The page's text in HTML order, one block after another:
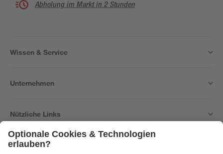
Abholung im Markt in 2 Stunden
Wissen & Service
Unternehmen
Nützliche Links